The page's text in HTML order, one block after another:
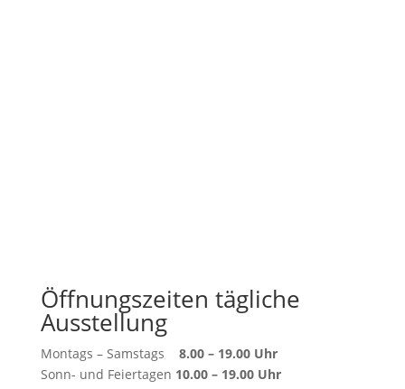
Öffnungszeiten tägliche
Ausstellung
Montags – Samstags 8.00 – 19.00 Uhr
Sonn- und Feiertagen 10.00 – 19.00 Uhr